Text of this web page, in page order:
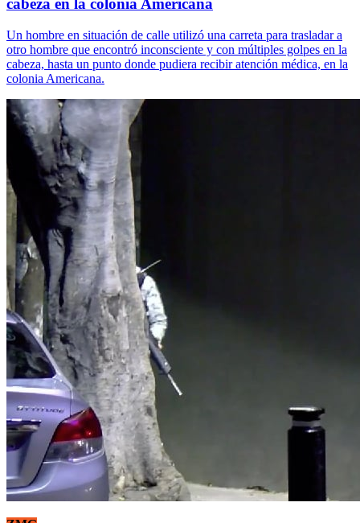
cabeza en la colonia Americana
Un hombre en situación de calle utilizó una carreta para trasladar a
otro hombre que encontró inconsciente y con múltiples golpes en la
cabeza, hasta un punto donde pudiera recibir atención médica, en la
colonia Americana.